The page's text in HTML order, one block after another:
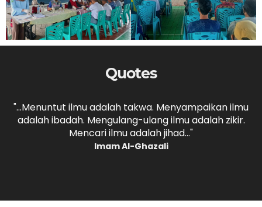
Quotes
"...Menuntut ilmu adalah takwa. Menyampaikan ilmu
adalah ibadah. Mengulang-ulang ilmu adalah zikir.
Mencari ilmu adalah jihad..."
Imam Al-Ghazali